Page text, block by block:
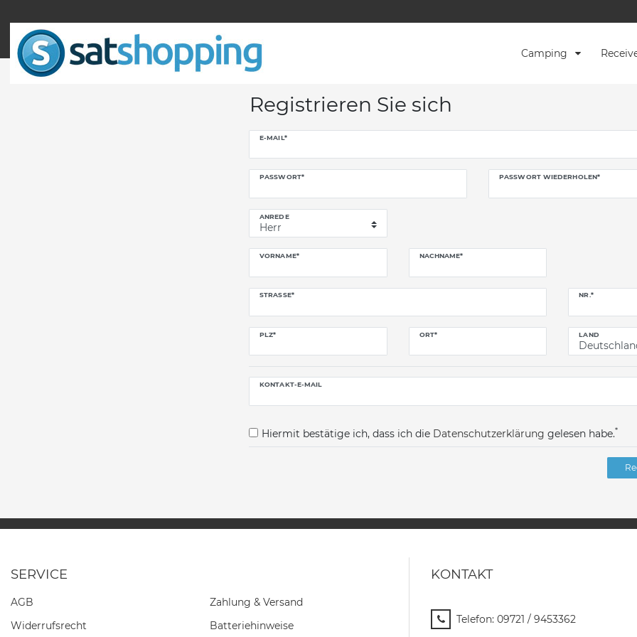
Camping
Registrieren Sie sich
E-MAIL*
PASSWORT* PASSWORT WIEDERHOLEN*
Honig
ANREDE
VORNAME* NACHNAME*
STRASSE* NR.*
PLZ* ORT* LAND
KONTAKT-E-MAIL
Hiermit bestätige ich, dass ich die Daten­schutz­erklärung gelesen habe.*
SERVICE
AGB
Widerrufs­recht
Zahlung & Versand
Batteriehinweise
KONTAKT
Telefon: 09721 / 9453362